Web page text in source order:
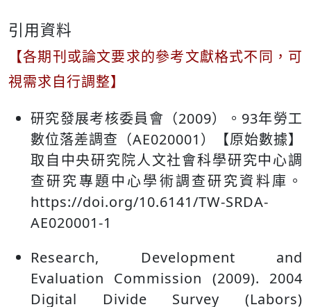
引用資料
【各期刊或論文要求的參考文獻格式不同，可
視需求自行調整】
研究發展考核委員會（2009）。93年勞工
數位落差調查（AE020001）【原始數據】
取自中央研究院人文社會科學研究中心調
查研究專題中心學術調查研究資料庫。
https://doi.org/10.6141/TW-SRDA-
AE020001-1
Research, Development and
Evaluation Commission (2009). 2004
Digital Divide Survey (Labors)